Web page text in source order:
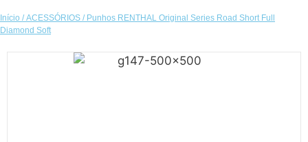
Início /ACESSÓRIOS / Punhos RENTHAL Original Series Road Short Full
Diamond Soft